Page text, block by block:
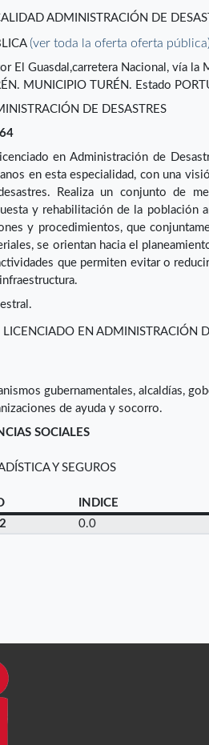
ADMINISTRACIÓN DE
(ver toda la oferta oferta
El Guasdal,carretera Nacional, vía la
MUNICIPIO TURÉN. Estado
DE DESASTRES
en Administración de
en esta especialidad, con una
Realiza un conjunto de
y rehabilitación de la población
y procedimientos, que
se orientan hacia el
que permiten evitar o
LICENCIADO EN ADMINISTRACIÓN
gubernamentales, alcaldías,
de ayuda y socorro.
SOCIALES
Y SEGUROS
INDICE
0.0